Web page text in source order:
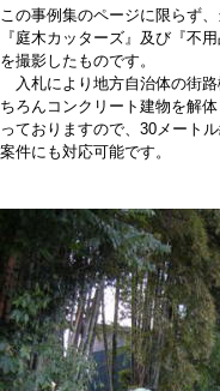
この事例集のページに限らず
『庭木カッターズ』及び『不
を撮影したものです。
入札により地方自治体の街
ちろんコンクリート建物を解
っておりますので、30メート
案件にも対応可能です。